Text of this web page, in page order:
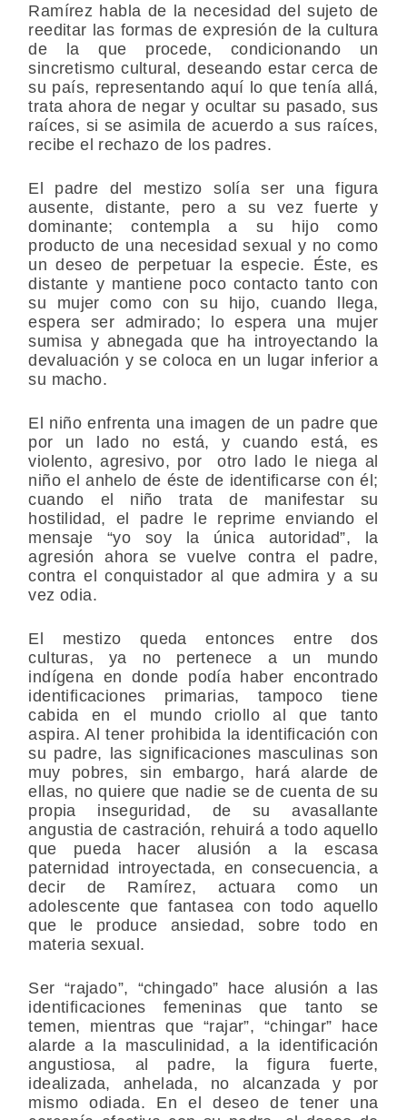
Ramírez habla de la necesidad del sujeto de
reeditar las formas de expresión de la cultura
de la que procede, condicionando un
sincretismo cultural, deseando estar cerca de
su país, representando aquí lo que tenía allá,
trata ahora de negar y ocultar su pasado, sus
raíces, si se asimila de acuerdo a sus raíces,
recibe el rechazo de los padres.
El padre del mestizo solía ser una figura
ausente, distante, pero a su vez fuerte y
dominante; contempla a su hijo como
producto de una necesidad sexual y no como
un deseo de perpetuar la especie. Éste, es
distante y mantiene poco contacto tanto con
su mujer como con su hijo, cuando llega,
espera ser admirado; lo espera una mujer
sumisa y abnegada que ha introyectando la
devaluación y se coloca en un lugar inferior a
su macho.
El niño enfrenta una imagen de un padre que
por un lado no está, y cuando está, es
violento, agresivo, por otro lado le niega al
niño el anhelo de éste de identificarse con él;
cuando el niño trata de manifestar su
hostilidad, el padre le reprime enviando el
mensaje “yo soy la única autoridad”, la
agresión ahora se vuelve contra el padre,
contra el conquistador al que admira y a su
vez odia.
El mestizo queda entonces entre dos
culturas, ya no pertenece a un mundo
indígena en donde podía haber encontrado
identificaciones primarias, tampoco tiene
cabida en el mundo criollo al que tanto
aspira. Al tener prohibida la identificación con
su padre, las significaciones masculinas son
muy pobres, sin embargo, hará alarde de
ellas, no quiere que nadie se de cuenta de su
propia inseguridad, de su avasallante
angustia de castración, rehuirá a todo aquello
que pueda hacer alusión a la escasa
paternidad introyectada, en consecuencia, a
decir de Ramírez, actuara como un
adolescente que fantasea con todo aquello
que le produce ansiedad, sobre todo en
materia sexual.
Ser “rajado”, “chingado” hace alusión a las
identificaciones femeninas que tanto se
temen, mientras que “rajar”, “chingar” hace
alarde a la masculinidad, a la identificación
angustiosa, al padre, la figura fuerte,
idealizada, anhelada, no alcanzada y por
mismo odiada. En el deseo de tener una